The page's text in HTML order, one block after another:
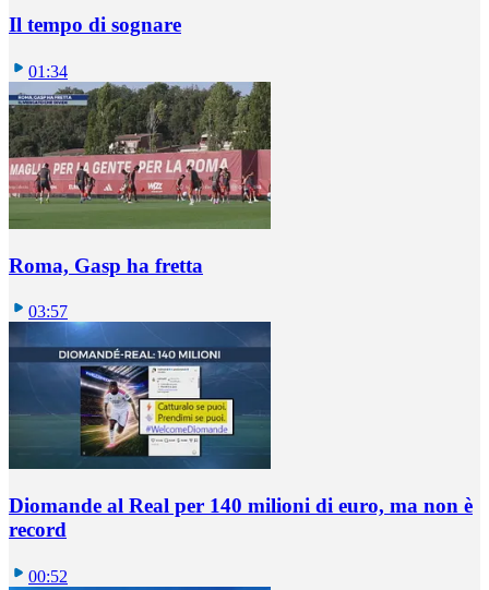
Il tempo di sognare
01:34
Roma, Gasp ha fretta
03:57
Diomande al Real per 140 milioni di euro, ma non è
record
00:52